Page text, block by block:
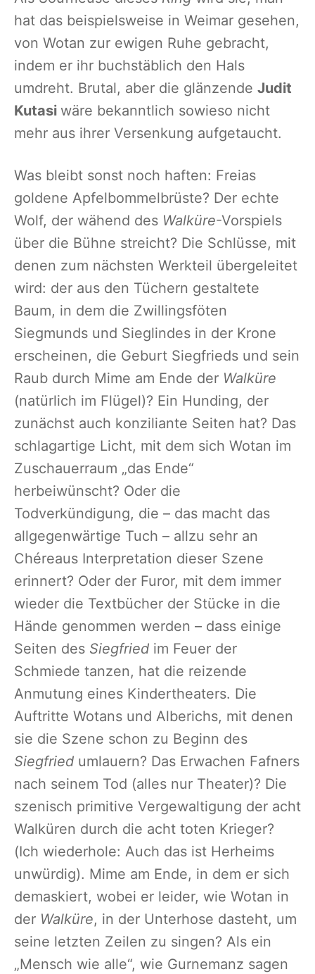
hat das beispielsweise in Weimar gesehen,
von Wotan zur ewigen Ruhe gebracht,
indem er ihr buchstäblich den Hals
umdreht. Brutal, aber die glänzende Judit
Kutasi wäre bekanntlich sowieso nicht
mehr aus ihrer Versenkung aufgetaucht.
Was bleibt sonst noch haften: Freias
goldene Apfelbommelbrüste? Der echte
Wolf, der wähend des Walküre-Vorspiels
über die Bühne streicht? Die Schlüsse, mit
denen zum nächsten Werkteil übergeleitet
wird: der aus den Tüchern gestaltete
Baum, in dem die Zwillingsföten
Siegmunds und Sieglindes in der Krone
erscheinen, die Geburt Siegfrieds und sein
Raub durch Mime am Ende der Walküre
(natürlich im Flügel)? Ein Hunding, der
zunächst auch konziliante Seiten hat? Das
schlagartige Licht, mit dem sich Wotan im
Zuschauerraum „das Ende“
herbeiwünscht? Oder die
Todverkündigung, die – das macht das
allgegenwärtige Tuch – allzu sehr an
Chéreaus Interpretation dieser Szene
erinnert? Oder der Furor, mit dem immer
wieder die Textbücher der Stücke in die
Hände genommen werden – dass einige
Seiten des Siegfried im Feuer der
Schmiede tanzen, hat die reizende
Anmutung eines Kindertheaters. Die
Auftritte Wotans und Alberichs, mit denen
sie die Szene schon zu Beginn des
Siegfried umlauern? Das Erwachen Fafners
nach seinem Tod (alles nur Theater)? Die
szenisch primitive Vergewaltigung der acht
Walküren durch die acht toten Krieger?
(Ich wiederhole: Auch das ist Herheims
unwürdig). Mime am Ende, in dem er sich
demaskiert, wobei er leider, wie Wotan in
der Walküre, in der Unterhose dasteht, um
seine letzten Zeilen zu singen? Als ein
„Mensch wie alle“, wie Gurnemanz sagen